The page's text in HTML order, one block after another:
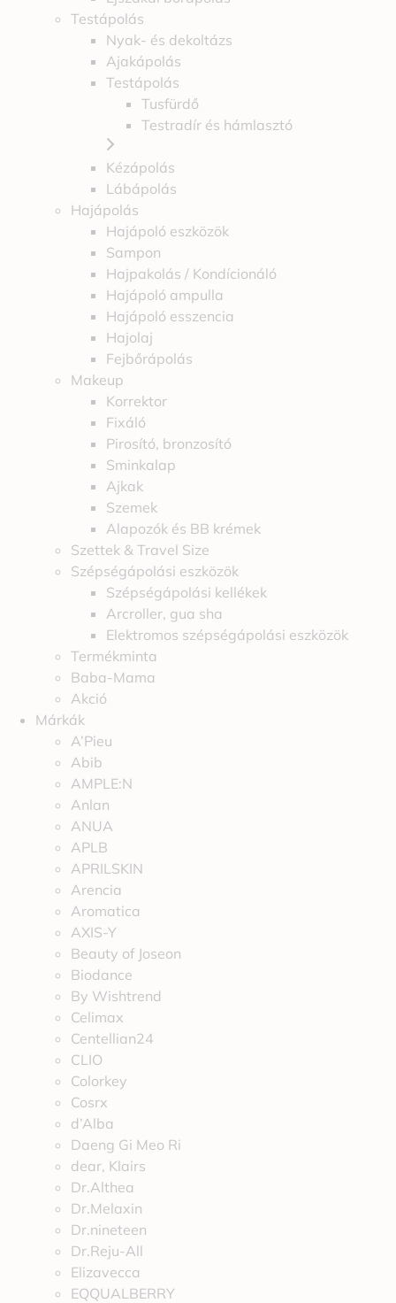
Testápolás
Nyak- és dekoltázs
Ajakápolás
Testápolás
Tusfürdő
Testradír és hámlasztó
Kézápolás
Lábápolás
Hajápolás
Hajápoló eszközök
Sampon
Hajpakolás / Kondícionáló
Hajápoló ampulla
Hajápoló esszencia
Hajolaj
Fejbőrápolás
Makeup
Korrektor
Fixáló
Pirosító, bronzosító
Sminkalap
Ajkak
Szemek
Alapozók és BB krémek
Szettek & Travel Size
Szépségápolási eszközök
Szépségápolási kellékek
Arcroller, gua sha
Elektromos szépségápolási eszközök
Termékminta
Baba-Mama
Akció
Márkák
A’Pieu
Abib
AMPLE:N
Anlan
ANUA
APLB
APRILSKIN
Arencia
Aromatica
AXIS-Y
Beauty of Joseon
Biodance
By Wishtrend
Celimax
Centellian24
CLIO
Colorkey
Cosrx
d’Alba
Daeng Gi Meo Ri
dear, Klairs
Dr.Althea
Dr.Melaxin
Dr.nineteen
Dr.Reju-All
Elizavecca
EQQUALBERRY